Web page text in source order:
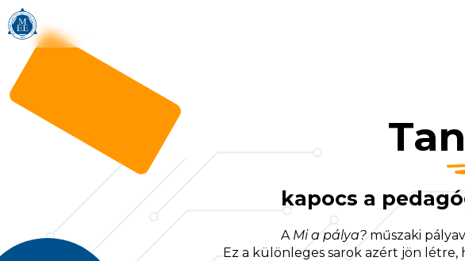
kapocs a
A Mi a pálya?műszaki
Ez a különleges sarok azért jön létre,